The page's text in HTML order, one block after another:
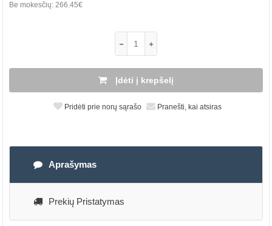
Be mokesčių: 266.45€
Įdėti į krepšelį
Pridėti prie norų sąrašo Pranešti, kai atsiras
Aprašymas
Prekių Pristatymas